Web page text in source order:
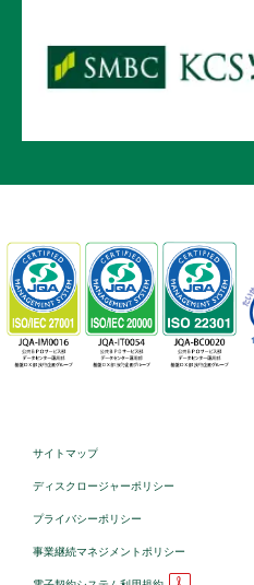
サイトマップ
ディスクロージャーポリシー
プライバシーポリシー
事業継続マネジメントポリシー